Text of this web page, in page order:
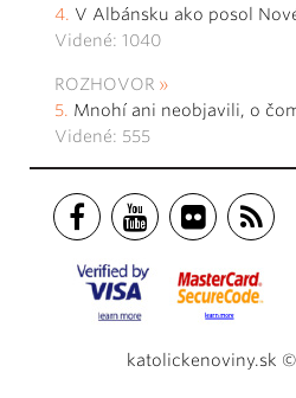
V Albánsku ako posol
Videné: 1040
ROZHOVOR
Mnohí ani neobjavili, o
Videné: 555
katolickenoviny.sk